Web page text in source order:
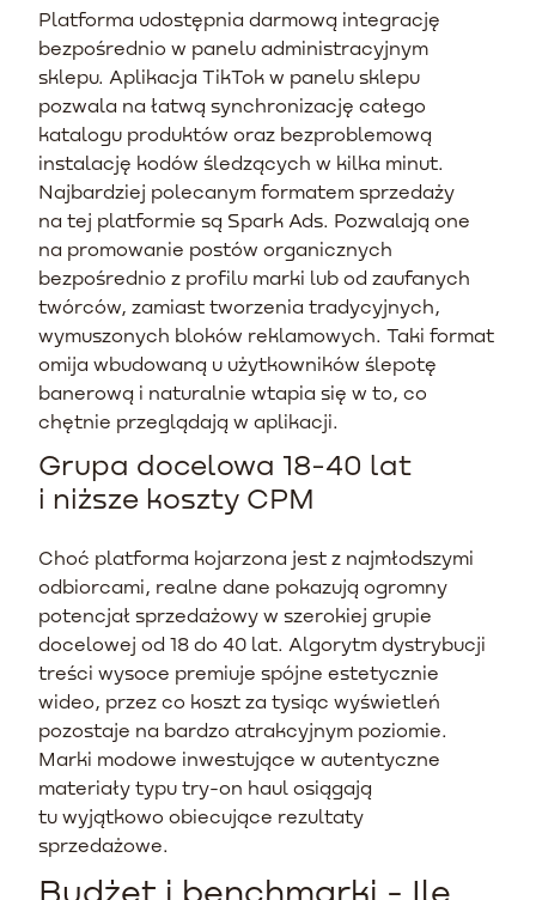
Platforma udostępnia darmową integrację
bezpośrednio w panelu administracyjnym
sklepu. Aplikacja TikTok w panelu sklepu
pozwala na łatwą synchronizację całego
katalogu produktów oraz bezproblemową
instalację kodów śledzących w kilka minut.
Najbardziej polecanym formatem sprzedaży
na tej platformie są Spark Ads. Pozwalają one
na promowanie postów organicznych
bezpośrednio z profilu marki lub od zaufanych
twórców, zamiast tworzenia tradycyjnych,
wymuszonych bloków reklamowych. Taki format
omija wbudowaną u użytkowników ślepotę
banerową i naturalnie wtapia się w to, co
chętnie przeglądają w aplikacji.
Grupa docelowa 18-40 lat
i niższe koszty CPM
Choć platforma kojarzona jest z najmłodszymi
odbiorcami, realne dane pokazują ogromny
potencjał sprzedażowy w szerokiej grupie
docelowej od 18 do 40 lat. Algorytm dystrybucji
treści wysoce premiuje spójne estetycznie
wideo, przez co koszt za tysiąc wyświetleń
pozostaje na bardzo atrakcyjnym poziomie.
Marki modowe inwestujące w autentyczne
materiały typu try-on haul osiągają
tu wyjątkowo obiecujące rezultaty
sprzedażowe.
Budżet i benchmarki - Ile